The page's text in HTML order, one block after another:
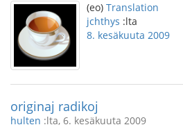
(eo) Translation
jchthys :lta
8. kesäkuuta 2009
originaj radikoj
hulten :lta, 6. kesäkuuta 2009